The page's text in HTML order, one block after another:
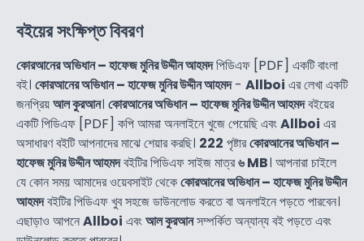
বইয়ের সংক্ষিপ্ত বিবরণ
কোরআনের অভিধান – হাফেজ মুনির উদ্দীন আহমদপিডিএফ [PDF] একটি বাংলা
বই। কোরআনের অভিধান – হাফেজ মুনির উদ্দীন আহমদ- Allboi এর লেখা একটি
জনপ্রিয়আল কুরআন। কোরআনের অভিধান – হাফেজ মুনির উদ্দীন আহমদবইয়ের
একটি পিডিএফ [PDF] কপি আমরা অনলাইনে খুজে পেয়েছি এবংAllboi এর
অসাধারণ বইটি আপনাদের মাঝে শেয়ার করছি। 222 পৃষ্টারকোরআনের অভিধান –
হাফেজ মুনির উদ্দীন আহমদবইটির পিডিএফ সাইজ মাত্র৬ MB। আপনারা চাইলে
যে কোন সময় আমাদের ওয়েবসাইট থেকেকোরআনের অভিধান – হাফেজ মুনির উদ্দীন
আহমদবইটির পিডিএফ খুব সহজে ডাউনলোড করতে বা অনলাইনে পড়তে পারবেন।
এছাড়াও আপনেAllboi এবংআল কুরআনসম্পর্কিত অন্যান্য বই পড়তে এবং